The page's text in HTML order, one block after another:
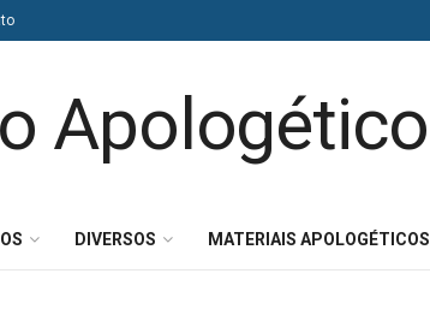
DIVERSOS MATERIAIS APOLOGÉTICOS